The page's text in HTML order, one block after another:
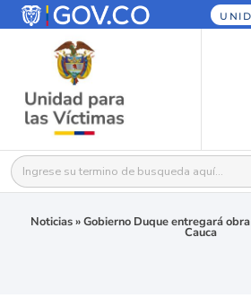
Buscar:
Noticias»Gobierno Duque entregará
Cauca